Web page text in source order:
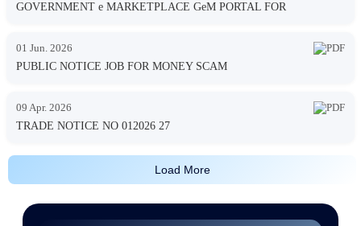
GOVERNMENT e MARKETPLACE GeM PORTAL FOR
01 Jun. 2026
PUBLIC NOTICE JOB FOR MONEY SCAM
09 Apr. 2026
TRADE NOTICE NO 012026 27
Load More